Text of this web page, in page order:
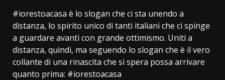
#iorestoacasa è lo slogan che ci sta unendo a
distanza, lo spirito unico di tanti italiani che ci spinge
a guardare avanti con grande ottimismo. Uniti a
distanza, quindi, ma seguendo lo slogan che è il vero
collante di una rinascita che si spera possa arrivare
quanto prima: #iorestoacasa